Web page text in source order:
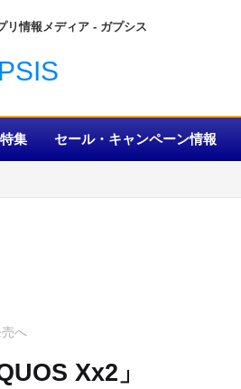
リ情報メディア
特集 セール・キャンペーン情報
へ
Xx2」